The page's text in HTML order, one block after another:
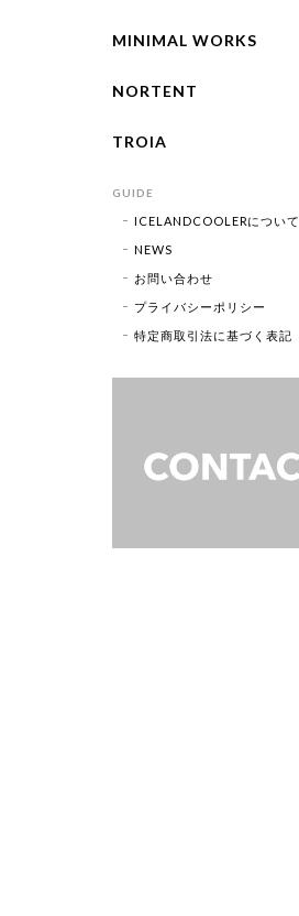
MINIMAL WORKS
NORTENT
TROIA
GUIDE
ICELANDCOOLERについて
NEWS
お問い合わせ
プライバシーポリシー
特定商取引法に基づく表記